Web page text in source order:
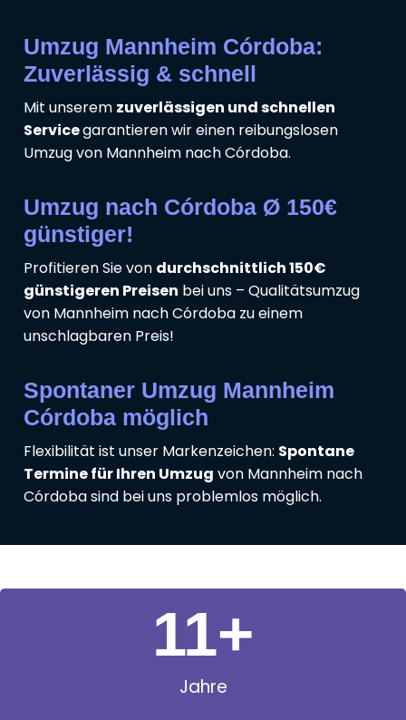
Umzug Mannheim Córdoba:
Zuverlässig & schnell
Mit unserem zuverlässigen und schnellen
Servicegarantieren wir einen reibungslosen
Umzug von Mannheim nach Córdoba.
Umzug nach Córdoba Ø 150€
günstiger!
Profitieren Sie von durchschnittlich 150€
günstigeren Preisen bei uns – Qualitätsumzug
von Mannheim nach Córdoba zu einem
unschlagbaren Preis!
Spontaner Umzug Mannheim
Córdoba möglich
Flexibilität ist unser Markenzeichen: Spontane
Termine für Ihren Umzug von Mannheim nach
Córdoba sind bei uns problemlos möglich.
Jahre
11+